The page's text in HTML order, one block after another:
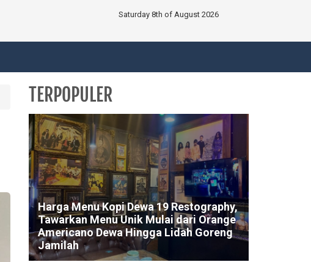
Saturday 8th of August 2026
TERPOPULER
Harga Menu Kopi Dewa 19 Restography,
Tawarkan Menu Unik Mulai dari Orange
Americano Dewa Hingga Lidah Goreng
Jamilah